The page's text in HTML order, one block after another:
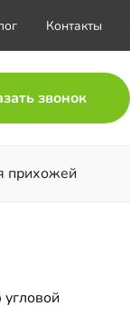
Контакты
звонок
прихожей